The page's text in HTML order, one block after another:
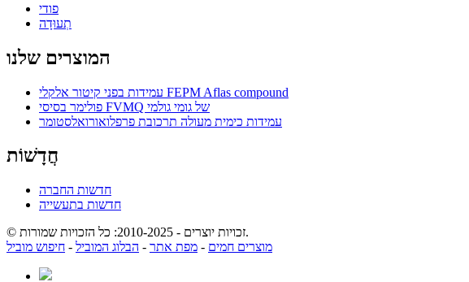
פודי
תְעוּדָה
המוצרים שלנו
עמידות בפני קיטור אלקלי FEPM Aflas compound
פולימר בסיסי FVMQ של גומי גולמי
עמידות כימית מעולה תרכובת פרפלואורואלסטומר
חֲדָשׁוֹת
חדשות החברה
חדשות בתעשייה
© זכויות יוצרים - 2010-2025: כל הזכויות שמורות.
מוצרים חמים - מפת אתר - הבלוג המוביל - חיפוש מוביל